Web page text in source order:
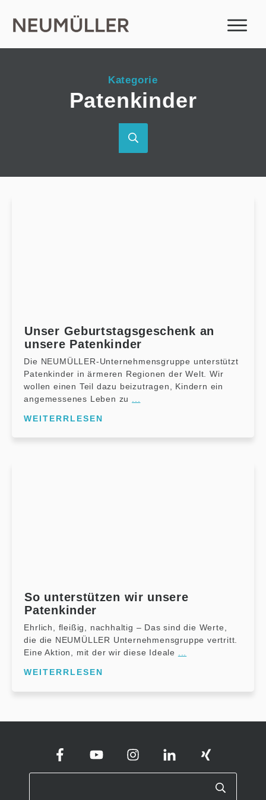
Kategorie
Patenkinder
Unser Geburtstagsgeschenk an
unsere Patenkinder
Die NEUMÜLLER-Unternehmensgruppe unterstützt
Patenkinder in ärmeren Regionen der Welt. Wir
wollen einen Teil dazu beizutragen, Kindern ein
angemessenes Leben zu
WEITERRLESEN
So unterstützen wir unsere
Patenkinder
Ehrlich, fleißig, nachhaltig – Das sind die Werte,
die die NEUMÜLLER Unternehmensgruppe vertritt.
Eine Aktion, mit der wir diese Ideale ...
WEITERRLESEN